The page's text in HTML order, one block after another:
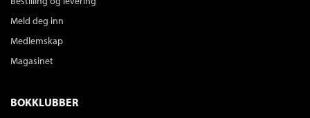
Meld deg inn
Medlemskap
Magasinet
BOKKLUBBER